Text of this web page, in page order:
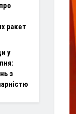
ракет
у
з